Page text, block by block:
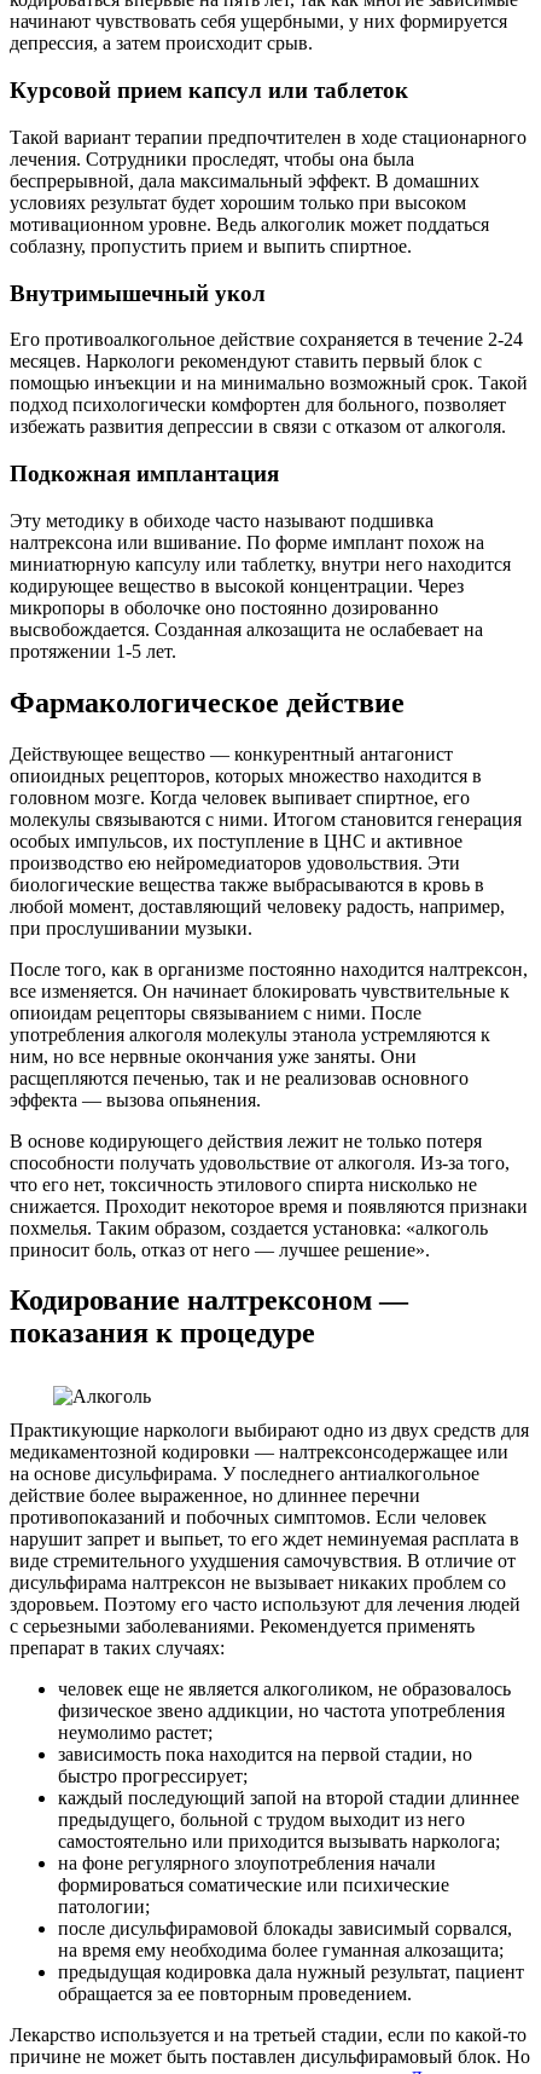
начинают чувствовать себя ущербными, у них формируется
депрессия, а затем происходит срыв.
Курсовой прием капсул или таблеток
Такой вариант терапии предпочтителен в ходе стационарного
лечения. Сотрудники проследят, чтобы она была
беспрерывной, дала максимальный эффект. В домашних
условиях результат будет хорошим только при высоком
мотивационном уровне. Ведь алкоголик может поддаться
соблазну, пропустить прием и выпить спиртное.
Внутримышечный укол
Его противоалкогольное действие сохраняется в течение 2-24
месяцев. Наркологи рекомендуют ставить первый блок с
помощью инъекции и на минимально возможный срок. Такой
подход психологически комфортен для больного, позволяет
избежать развития депрессии в связи с отказом от алкоголя.
Подкожная имплантация
Эту методику в обиходе часто называют подшивка
налтрексона или вшивание. По форме имплант похож на
миниатюрную капсулу или таблетку, внутри него находится
кодирующее вещество в высокой концентрации. Через
микропоры в оболочке оно постоянно дозированно
высвобождается. Созданная алкозащита не ослабевает на
протяжении 1-5 лет.
Фармакологическое действие
Действующее вещество — конкурентный антагонист
опиоидных рецепторов, которых множество находится в
головном мозге. Когда человек выпивает спиртное, его
молекулы связываются с ними. Итогом становится генерация
особых импульсов, их поступление в ЦНС и активное
производство ею нейромедиаторов удовольствия. Эти
биологические вещества также выбрасываются в кровь в
любой момент, доставляющий человеку радость, например,
при прослушивании музыки.
После того, как в организме постоянно находится налтрексон,
все изменяется. Он начинает блокировать чувствительные к
опиоидам рецепторы связыванием с ними. После
употребления алкоголя молекулы этанола устремляются к
ним, но все нервные окончания уже заняты. Они
расщепляются печенью, так и не реализовав основного
эффекта — вызова опьянения.
В основе кодирующего действия лежит не только потеря
способности получать удовольствие от алкоголя. Из-за того,
что его нет, токсичность этилового спирта нисколько не
снижается. Проходит некоторое время и появляются признаки
похмелья. Таким образом, создается установка: «алкоголь
приносит боль, отказ от него — лучшее решение».
Кодирование налтрексоном —
показания к процедуре
Практикующие наркологи выбирают одно из двух средств для
медикаментозной кодировки — налтрексонсодержащее или
на основе дисульфирама. У последнего антиалкогольное
действие более выраженное, но длиннее перечни
противопоказаний и побочных симптомов. Если человек
нарушит запрет и выпьет, то его ждет неминуемая расплата в
виде стремительного ухудшения самочувствия. В отличие от
дисульфирама налтрексон не вызывает никаких проблем со
здоровьем. Поэтому его часто используют для лечения людей
с серьезными заболеваниями. Рекомендуется применять
препарат в таких случаях:
человек еще не является алкоголиком, не образовалось
физическое звено аддикции, но частота употребления
неумолимо растет;
зависимость пока находится на первой стадии, но
быстро прогрессирует;
каждый последующий запой на второй стадии длиннее
предыдущего, больной с трудом выходит из него
самостоятельно или приходится вызывать нарколога;
на фоне регулярного злоупотребления начали
формироваться соматические или психические
патологии;
после дисульфирамовой блокады зависимый сорвался,
на время ему необходима более гуманная алкозащита;
предыдущая кодировка дала нужный результат, пациент
обращается за ее повторным проведением.
Лекарство используется и на третьей стадии, если по какой-то
причине не может быть поставлен дисульфирамовый блок. Но